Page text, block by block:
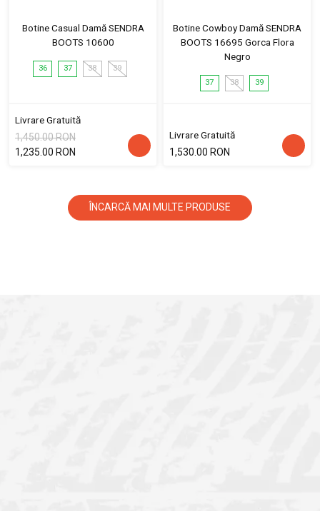
Botine Casual Damă SENDRA
BOOTS 10600
36 37 38 39
Livrare Gratuită
1,450.00 RON
1,235.00 RON
Botine Cowboy Damă SENDRA
BOOTS 16695 Gorca Flora
Negro
37 38 39
Livrare Gratuită
1,530.00 RON
ÎNCARCĂ MAI MULTE PRODUSE